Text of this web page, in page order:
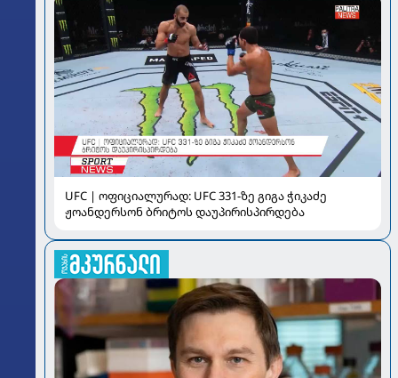
UFC | ოფიციალურად: UFC 331-ზე გიგა ჭიკაძე
ჟოანდერსონ ბრიტოს დაუპირისპირდება